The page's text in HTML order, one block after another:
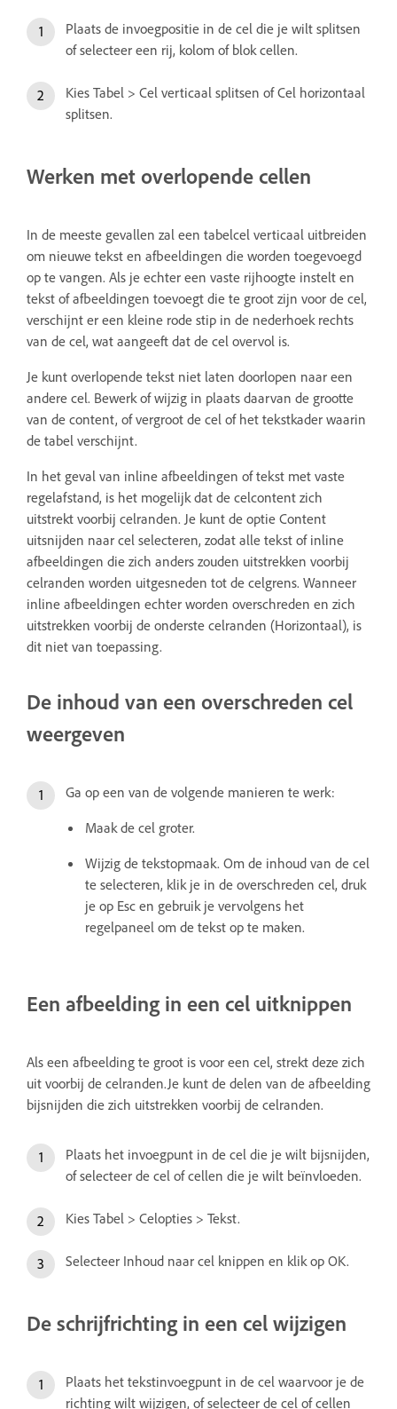
Plaats de invoegpositie in de cel die je wilt splitsen
of selecteer een rij, kolom of blok cellen.
Kies Tabel > Cel verticaal splitsen of Cel horizontaal
splitsen.
Werken met overlopende cellen
In de meeste gevallen zal een tabelcel verticaal uitbreiden
om nieuwe tekst en afbeeldingen die worden toegevoegd
op te vangen. Als je echter een vaste rijhoogte instelt en
tekst of afbeeldingen toevoegt die te groot zijn voor de cel,
verschijnt er een kleine rode stip in de nederhoek rechts
van de cel, wat aangeeft dat de cel overvol is.
Je kunt overlopende tekst niet laten doorlopen naar een
andere cel. Bewerk of wijzig in plaats daarvan de grootte
van de content, of vergroot de cel of het tekstkader waarin
de tabel verschijnt.
In het geval van inline afbeeldingen of tekst met vaste
regelafstand, is het mogelijk dat de celcontent zich
uitstrekt voorbij celranden. Je kunt de optie Content
uitsnijden naar cel selecteren, zodat alle tekst of inline
afbeeldingen die zich anders zouden uitstrekken voorbij
celranden worden uitgesneden tot de celgrens. Wanneer
inline afbeeldingen echter worden overschreden en zich
uitstrekken voorbij de onderste celranden (Horizontaal), is
dit niet van toepassing.
De inhoud van een overschreden cel
weergeven
Ga op een van de volgende manieren te werk:
Maak de cel groter.
Wijzig de tekstopmaak. Om de inhoud van de cel
te selecteren, klik je in de overschreden cel, druk
je op Esc en gebruik je vervolgens het
regelpaneel om de tekst op te maken.
Een afbeelding in een cel uitknippen
Als een afbeelding te groot is voor een cel, strekt deze zich
uit voorbij de celranden.Je kunt de delen van de afbeelding
bijsnijden die zich uitstrekken voorbij de celranden.
Plaats het invoegpunt in de cel die je wilt bijsnijden,
of selecteer de cel of cellen die je wilt beïnvloeden.
Kies Tabel > Celopties > Tekst.
Selecteer Inhoud naar cel knippen en klik op OK.
De schrijfrichting in een cel wijzigen
Plaats het tekstinvoegpunt in de cel waarvoor je de
richting wilt wijzigen, of selecteer de cel of cellen